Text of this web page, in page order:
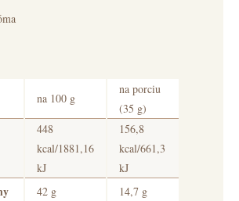
na 100 g
na porciu
(35 g)
448
kcal/1881,16
kJ
156,8
kcal/661,3
kJ
42 g 14,7 g